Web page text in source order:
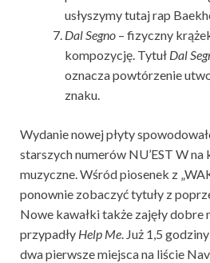
usłyszymy tutaj rap
Dal Segno – fizyczny
kompozycję. Tytuł Dal
oznacza powtórzenie
znaku.
Wydanie nowej płyty
starszych numerów NU’EST W
muzyczne. Wśród piosenek z
ponownie zobaczyć tytuły z
Nowe kawałki także zajęły dobre
przypadły Help Me. Już 1,5
dwa pierwsze miejsca na liście